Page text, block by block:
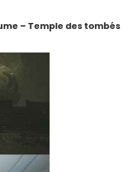
– Temple des tombés